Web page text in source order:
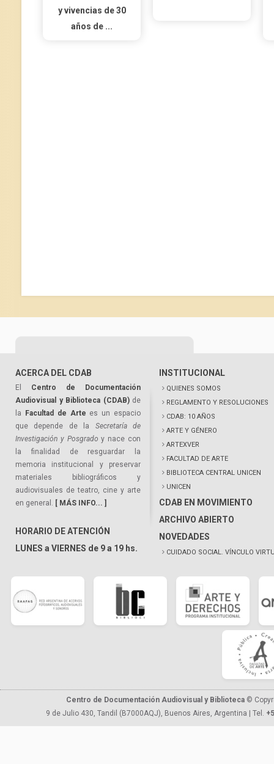
y vivencias de 30
años de ...
ACERCA DEL CDAB
El Centro de Documentación
Audiovisual y Biblioteca (CDAB)de
la
Facultad de Arte es un espacio
que depende de la Secretaría de
Investigación y Posgrado y nace con
la finalidad de resguardar la
memoria institucional y preservar
materiales bibliográficos y
audiovisuales de teatro, cine y arte
en general. [ MÁS INFO... ]
HORARIO DE ATENCIÓN
LUNES a VIERNES de 9 a 19 hs.
INSTITUCIONAL
QUIENES SOMOS
REGLAMENTO Y RESOLUCIONES
CDAB: 10 AÑOS
ARTE Y GÉNERO
ARTEXVER
FACULTAD DE ARTE
BIBLIOTECA CENTRAL UNICEN
UNICEN
CDAB EN MOVIMIENTO
ARCHIVO ABIERTO
NOVEDADES
CUIDADO SOCIAL. VÍNCULO
Centro de Documentación Audiovisual y Biblioteca ©
9 de Julio 430, Tandil (B7000AQJ), Buenos Aires, Argentina | Tel.